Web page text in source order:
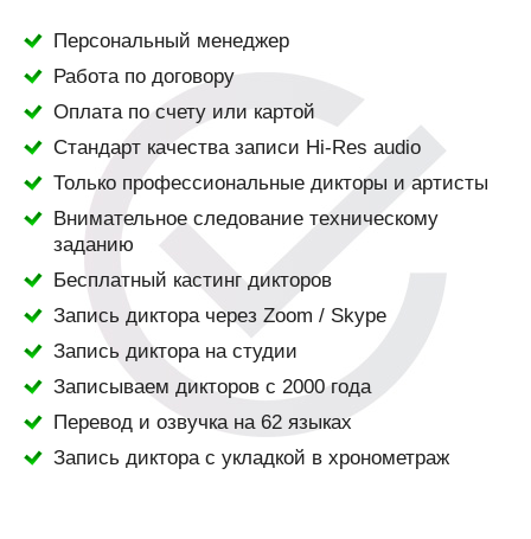
Персональный менеджер
Работа по договору
Оплата по счету или картой
Стандарт качества записи Hi-Res audio
Только профессиональные дикторы и артисты
Внимательное следование техническому
заданию
Бесплатный кастинг дикторов
Запись диктора через Zoom / Skype
Запись диктора на студии
Записываем дикторов с 2000 года
Перевод и озвучка на 62 языках
Запись диктора с укладкой в хронометраж